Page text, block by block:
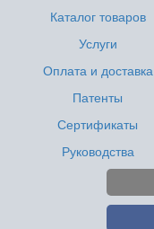
Каталог товаров
Услуги
Оплата и доставка
Патенты
Сертификаты
Руководства